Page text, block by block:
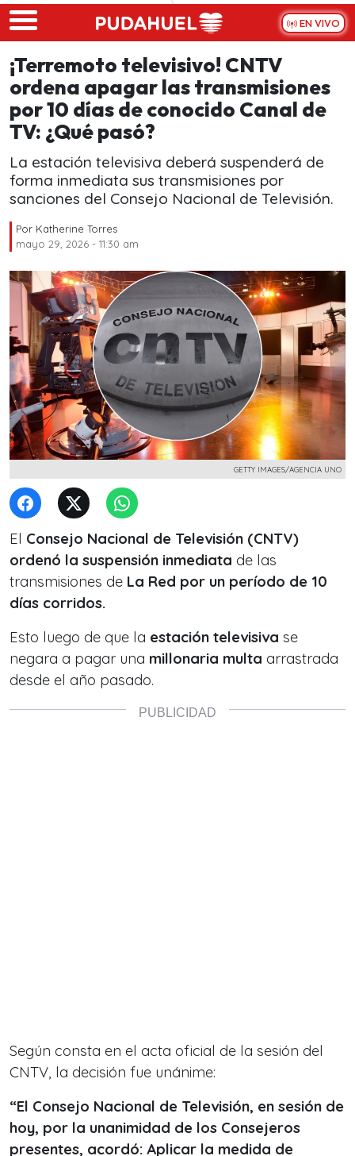
Skip to main content
EN VIVO
¡Terremoto televisivo! CNTV
ordena apagar las transmisiones
por 10 días de conocido Canal de
TV: ¿Qué pasó?
La estación televisiva deberá suspenderá de
forma inmediata sus transmisiones por
sanciones del Consejo Nacional de Televisión.
Por Katherine Torres
mayo 29, 2026 - 11:30 am
GETTY IMAGES/AGENCIA UNO
El Consejo Nacional de Televisión (CNTV)
ordenó la suspensión inmediata de las
transmisiones de La Red por un período de 10
días corridos.
Esto luego de que la estación televisiva se
negara a pagar una millonaria multa arrastrada
desde el año pasado.
Según consta en el acta oficial de la sesión del
CNTV, la decisión fue unánime:
“El Consejo Nacional de Televisión, en sesión de
hoy, por la unanimidad de los Consejeros
presentes, acordó: Aplicar la medida de